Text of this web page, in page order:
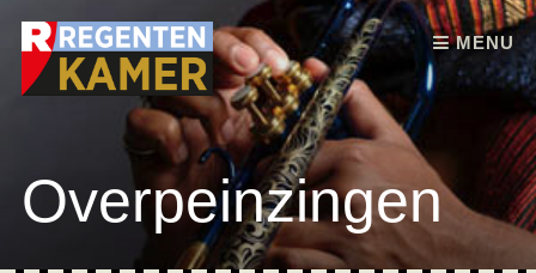
MENU
Skip to content
Overpeinzingen